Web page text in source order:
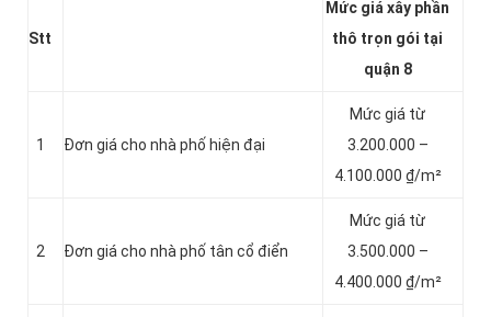
Stt
Mức giá xây phần
thô trọn gói tại
quận 8
1 Đơn giá cho nhà phố hiện đại
Mức giá từ
3.200.000 –
4.100.000 ₫/m²
2 Đơn giá cho nhà phố tân cổ điển
Mức giá từ
3.500.000 –
4.400.000 ₫/m²